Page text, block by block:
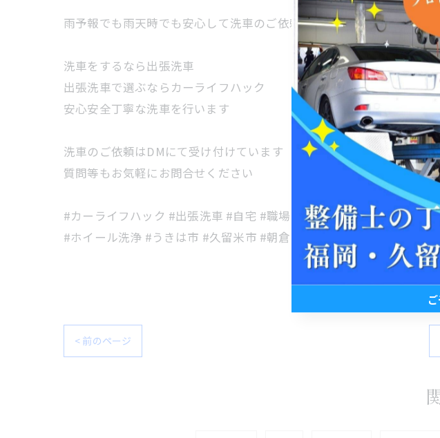
雨予報でも雨天時でも安心して洗車のご依頼いただけます。
洗車をするなら出張洗車
出張洗車で選ぶならカーライフハック
安心安全丁寧な洗車を行います
洗車のご依頼はDMにて受け付けています
質問等もお気軽にお問合せください
#カーライフハック #出張洗車 #自宅 #職場 #手洗い洗車 #安心 #安全
#ホイール洗浄 #うきは市 #久留米市 #朝倉市 #福岡 #起業 #洗車検定
< 前のページ